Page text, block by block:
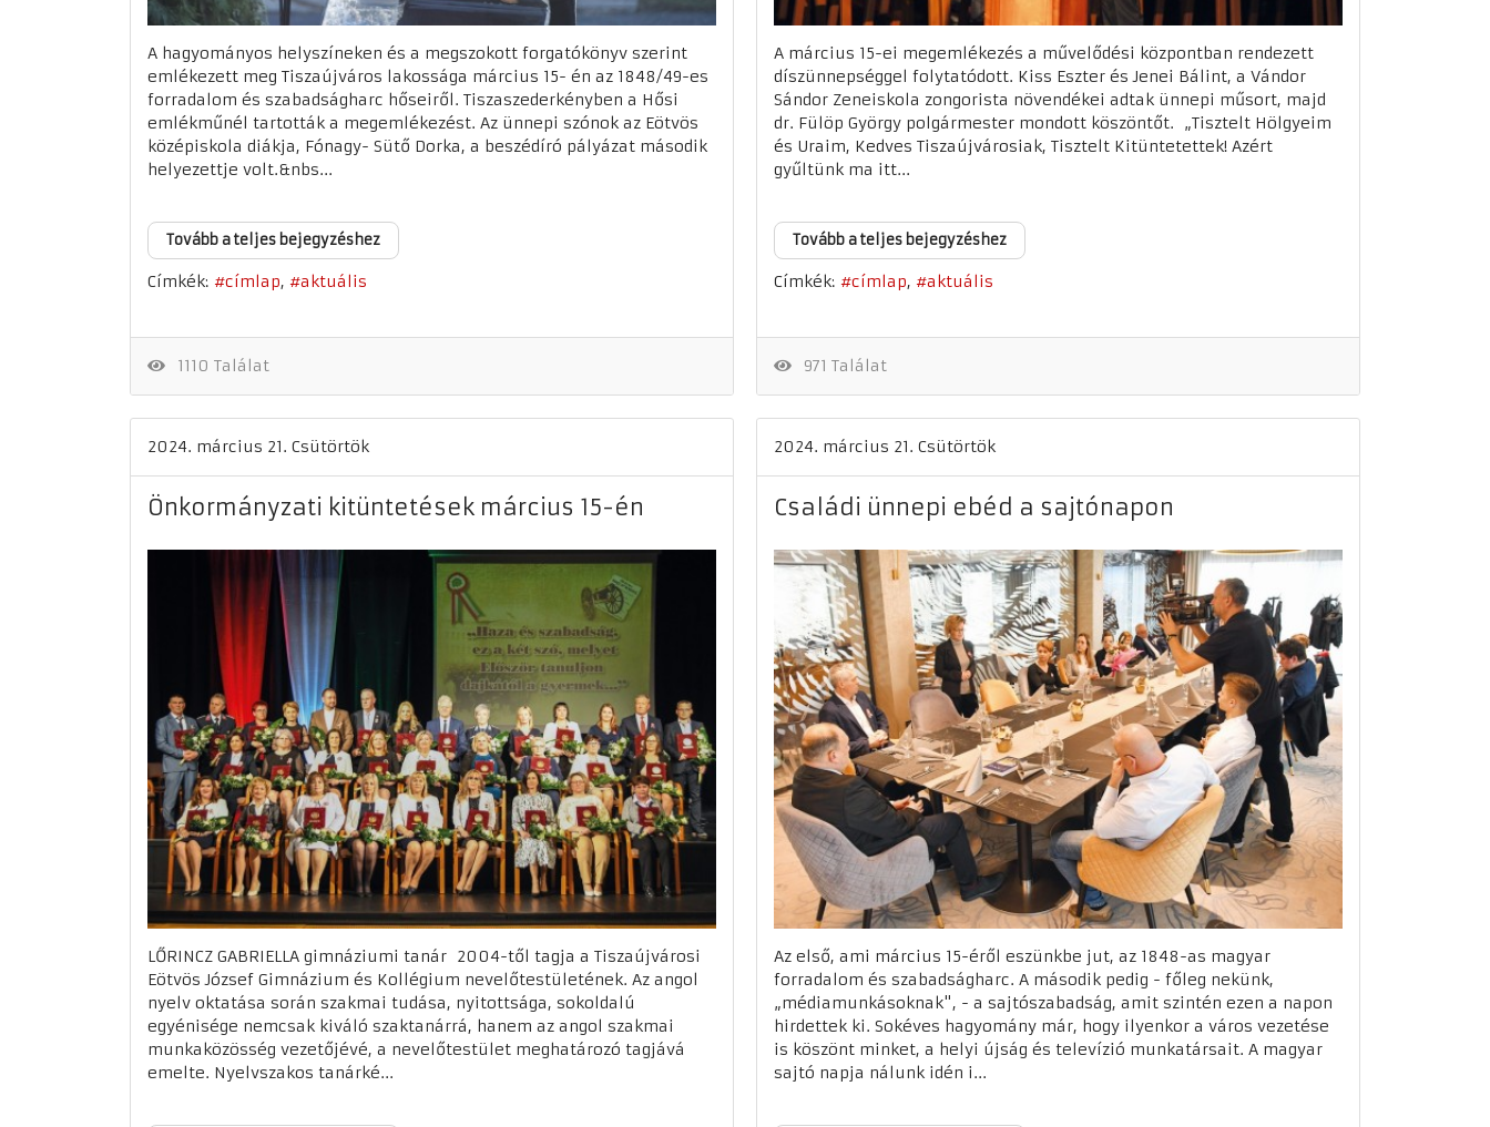
A hagyományos helyszíneken és a megszokott forgatókönyv szerint
emlékezett meg Tiszaújváros lakossága március 15- én az 1848/49-es
forradalom és szabadságharc hőseiről. Tiszaszederkényben a Hősi
emlékműnél tartották a megemlékezést. Az ünnepi szónok az Eötvös
középiskola diákja, Fónagy- Sütő Dorka, a beszédíró pályázat második
helyezettje volt.&nbs...
Tovább a teljes bejegyzéshez
Címkék: címlap aktuális
1110 Találat
A március 15-ei megemlékezés a művelődési központban rendezett
díszünnepséggel folytatódott. Kiss Eszter és Jenei Bálint, a Vándor
Sándor Zeneiskola zongorista növendékei adtak ünnepi műsort, majd
dr. Fülöp György polgármester mondott köszöntőt. „Tisztelt Hölgyeim
és Uraim, Kedves Tiszaújvárosiak, Tisztelt Kitüntetettek! Azért
gyűltünk ma itt...
Tovább a teljes bejegyzéshez
Címkék: címlap aktuális
971 Találat
2024. március 21. Csütörtök
Önkormányzati kitüntetések március 15-én
LŐRINCZ GABRIELLA gimnáziumi tanár 2004-től tagja a Tiszaújvárosi
Eötvös József Gimnázium és Kollégium nevelőtestületének. Az angol
nyelv oktatása során szakmai tudása, nyitottsága, sokoldalú
egyénisége nemcsak kiváló szaktanárrá, hanem az angol szakmai
munkaközösség vezetőjévé, a nevelőtestület meghatározó tagjává
emelte. Nyelvszakos tanárké...
2024. március 21. Csütörtök
Családi ünnepi ebéd a sajtónapon
Az első, ami március 15-éről eszünkbe jut, az 1848-as magyar
forradalom és szabadságharc. A második pedig - főleg nekünk,
„médiamunkásoknak", - a sajtószabadság, amit szintén ezen a napon
hirdettek ki. Sokéves hagyomány már, hogy ilyenkor a város vezetése
is köszönt minket, a helyi újság és televízió munkatársait. A magyar
sajtó napja nálunk idén i...